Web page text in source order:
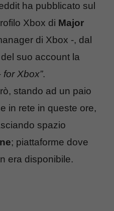
ha pubblicato sul
Xbox di Major
di Xbox -, dal
suo account la
for Xbox”.
stando ad un paio
in rete in queste ore,
spazio
; piattaforme dove
era disponibile.